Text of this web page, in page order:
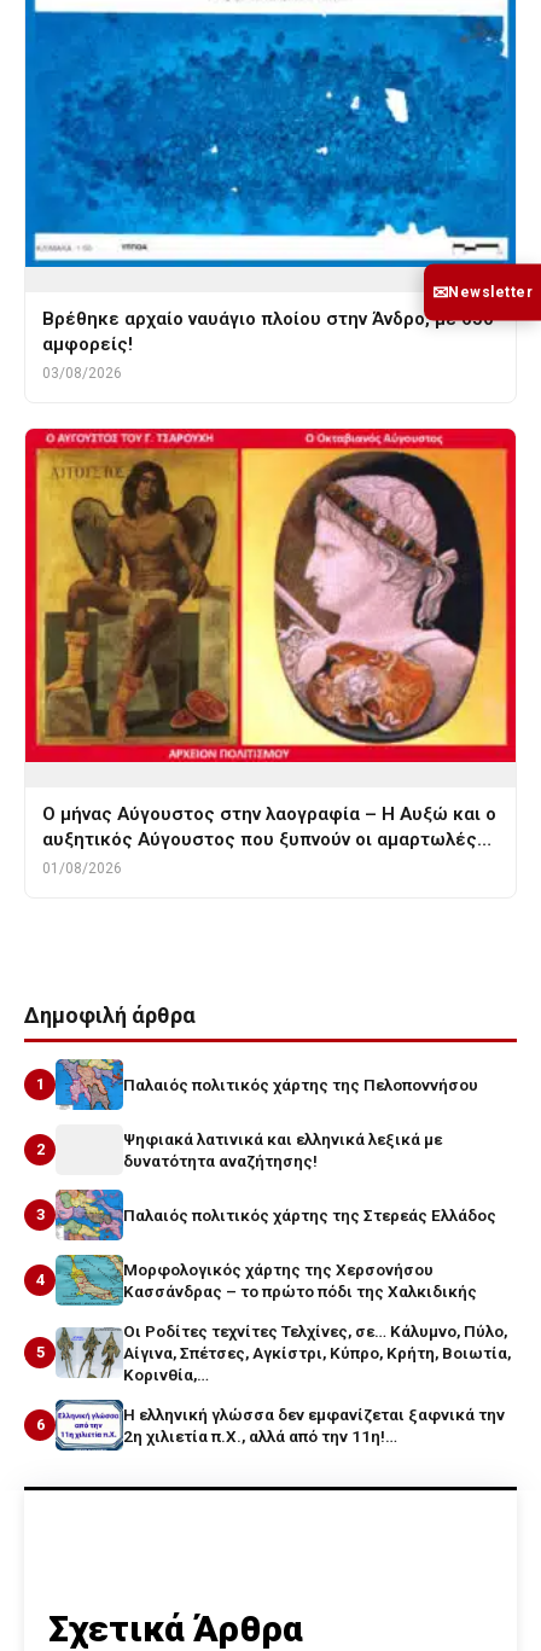
Βρέθηκε αρχαίο ναυάγιο πλοίου στην Άνδρο, με 650
αμφορείς!
03/08/2026
Ο μήνας Αύγουστος στην λαογραφία – Η Αυξώ και ο
αυξητικός Αύγουστος που ξυπνούν οι αμαρτωλές…
01/08/2026
Δημοφιλή άρθρα
1 Παλαιός πολιτικός χάρτης της Πελοποννήσου
2
Ψηφιακά λατινικά και ελληνικά λεξικά με
δυνατότητα αναζήτησης!
3 Παλαιός πολιτικός χάρτης της Στερεάς Ελλάδος
4
Μορφολογικός χάρτης της Χερσονήσου
Κασσάνδρας – το πρώτο πόδι της Χαλκιδικής
5
Οι Ροδίτες τεχνίτες Τελχίνες, σε… Κάλυμνο, Πύλο,
Αίγινα, Σπέτσες, Αγκίστρι, Κύπρο, Κρήτη, Βοιωτία,
Κορινθία,…
6
Η ελληνική γλώσσα δεν εμφανίζεται ξαφνικά την
2η χιλιετία π.Χ., αλλά από την 11η!…
Σχετικά Άρθρα
✉Newsletter